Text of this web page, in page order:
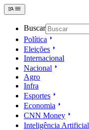
Buscar
Política
Eleições
Internacional
Nacional
Agro
Infra
Esportes
Economia
CNN Money
Inteligência Artificial